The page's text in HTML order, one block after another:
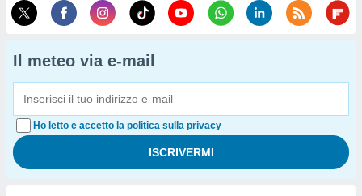
Il meteo via e-mail
Ho letto e accetto la politica sulla privacy